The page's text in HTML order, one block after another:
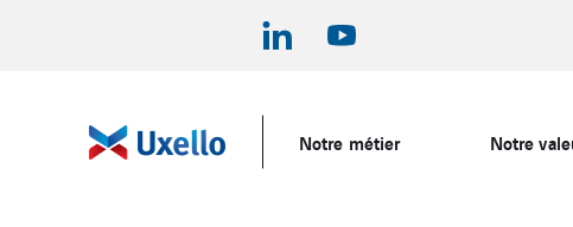
Notre métier Notre